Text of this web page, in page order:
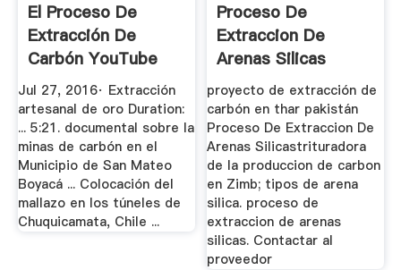
El Proceso De
Extracción De
Carbón YouTube
Jul 27, 2016· Extracción
artesanal de oro Duration:
... 5:21. documental sobre la
minas de carbón en el
Municipio de San Mateo
Boyacá ... Colocación del
mallazo en los túneles de
Chuquicamata, Chile ...
Proceso De
Extraccion De
Arenas Silicas
proyecto de extracción de
carbón en thar pakistán
Proceso De Extraccion De
Arenas Silicastrituradora
de la produccion de carbon
en Zimb; tipos de arena
silica. proceso de
extraccion de arenas
silicas. Contactar al
proveedor